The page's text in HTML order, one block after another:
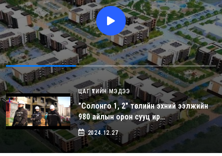
ЦАГ ҮЕИЙН МЭДЭЭ
"Солонго 1, 2" төслийн эхний ээлжийн
980 айлын орон сууц ир…
2024.12.27